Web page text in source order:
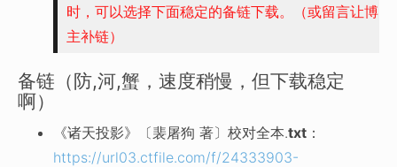
时，可以选择下面稳定的备链下载。（或留言让博
主补链）
备链（防,河,蟹，速度稍慢，但下载稳定
啊）
《诸天投影》〔裴屠狗 著〕校对全本.txt ：
https://url03.ctfile.com/f/24333903-